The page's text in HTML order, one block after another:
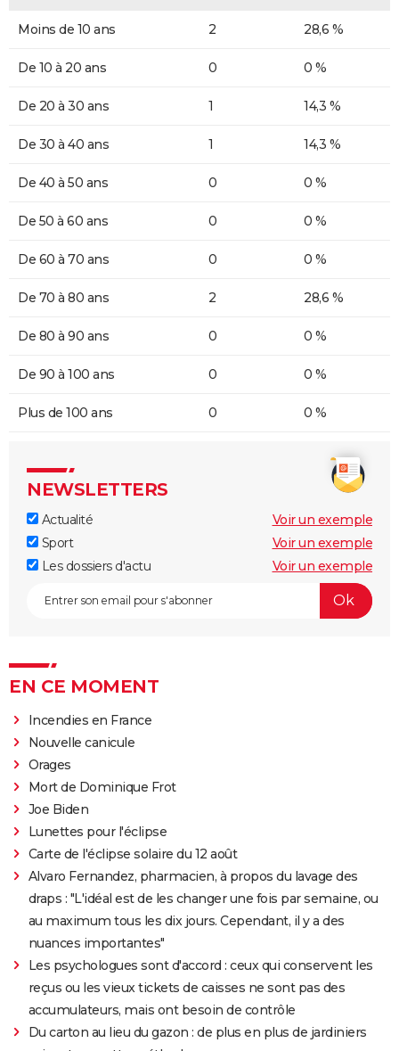
Moins de 10 ans 2 28,6 %
De 10 à 20 ans 0 0 %
De 20 à 30 ans 1 14,3 %
De 30 à 40 ans 1 14,3 %
De 40 à 50 ans 0 0 %
De 50 à 60 ans 0 0 %
De 60 à 70 ans 0 0 %
De 70 à 80 ans 2 28,6 %
De 80 à 90 ans 0 0 %
De 90 à 100 ans 0 0 %
Plus de 100 ans 0 0 %
NEWSLETTERS
Actualité
Voir un exemple
Sport
Voir un exemple
Les dossiers d'actu
Voir un exemple
EN CE MOMENT
Incendies en France
Nouvelle canicule
Orages
Mort de Dominique Frot
Joe Biden
Lunettes pour l'éclipse
Carte de l'éclipse solaire du 12 août
Alvaro Fernandez, pharmacien, à propos du lavage des
draps : "L'idéal est de les changer une fois par semaine, ou
au maximum tous les dix jours. Cependant, il y a des
nuances importantes"
Les psychologues sont d'accord : ceux qui conservent les
reçus ou les vieux tickets de caisses ne sont pas des
accumulateurs, mais ont besoin de contrôle
Du carton au lieu du gazon : de plus en plus de jardiniers